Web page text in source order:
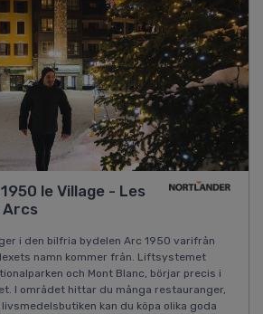
le Village - Les
Arcs
i den bilfria bydelen Arc 1950 varifrån
namn kommer från. Liftsystemet
och Mont Blanc, börjar precis i
I området hittar du många restauranger,
kan du köpa olika goda